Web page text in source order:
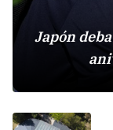
debate sus